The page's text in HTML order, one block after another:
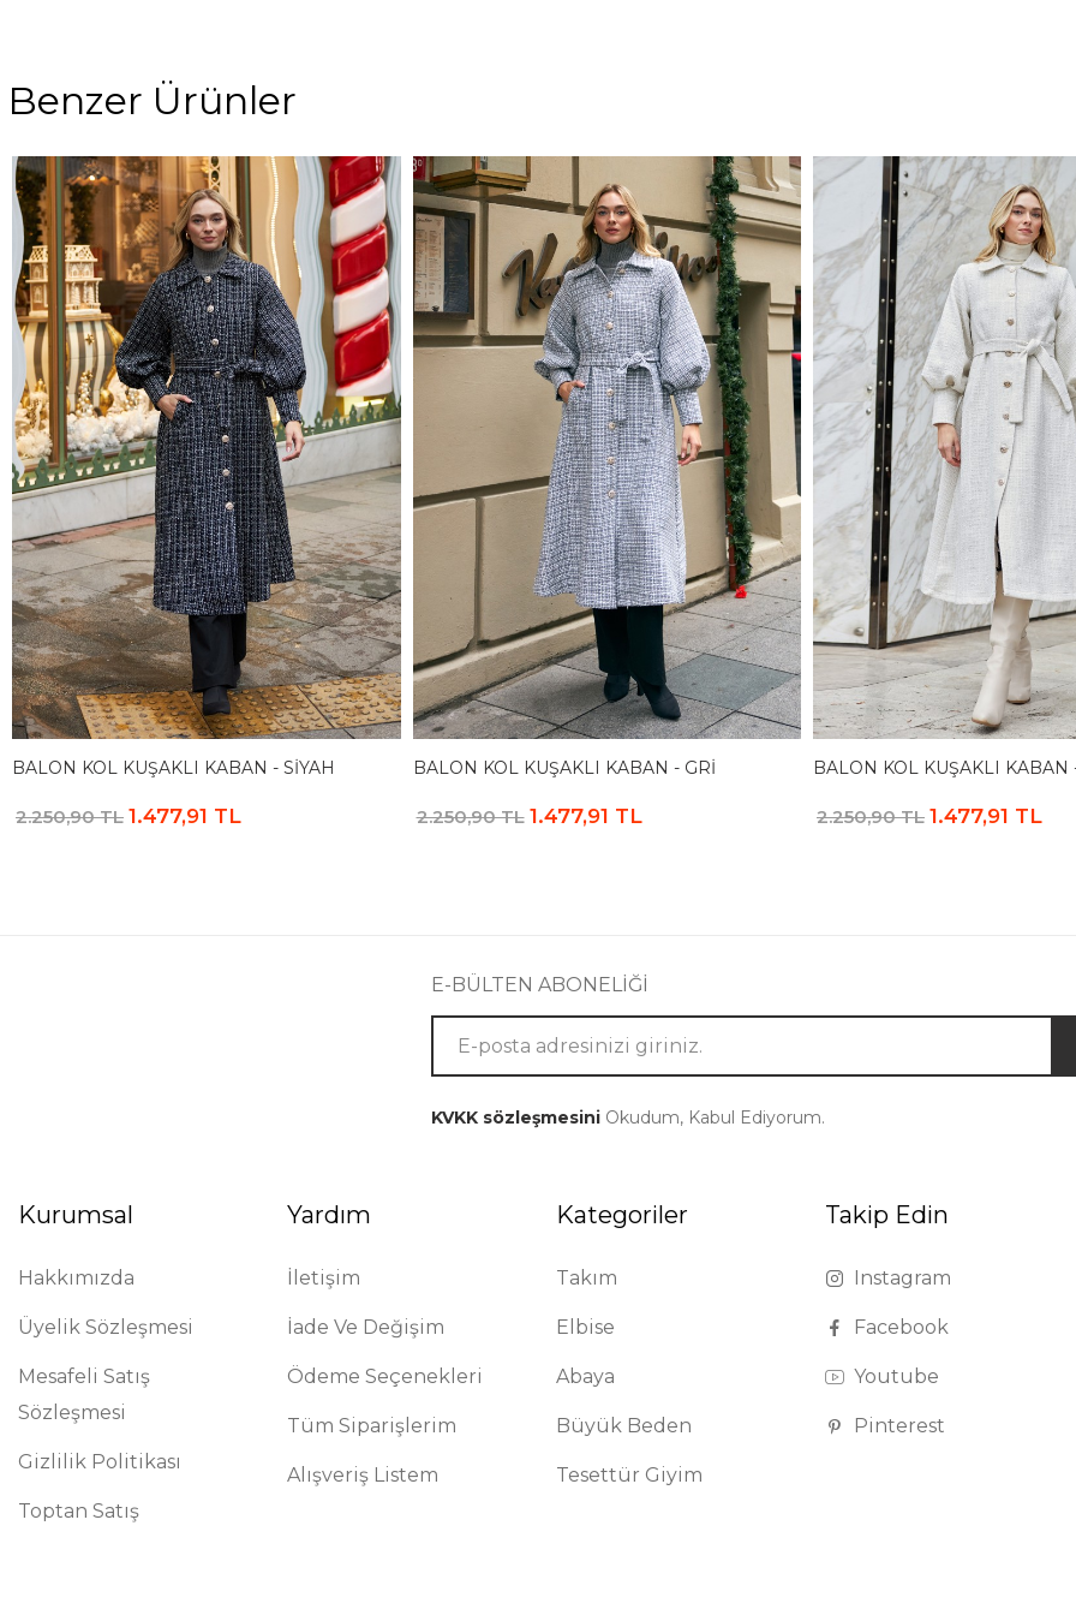
Benzer Ürünler
BALON KOL KUŞAKLI KABAN - SIYAH
2.250,90 TL 1.477,91 TL
BALON KOL KUŞAKLI KABAN - GRI
2.250,90 TL 1.477,91 TL
BALON KOL KUŞAKLI KABAN
2.250,90 TL 1.477,91 TL
E-BÜLTEN ABONELİĞİ
KVKK sözleşmesiniOkudum, Kabul Ediyorum.
Kurumsal
Hakkımızda
Üyelik Sözleşmesi
Mesafeli Satış
Sözleşmesi
Gizlilik Politikası
Toptan Satış
Yardım
İletişim
İade Ve Değişim
Ödeme Seçenekleri
Tüm Siparişlerim
Alışveriş Listem
Kategoriler
Takım
Elbise
Abaya
Büyük Beden
Tesettür Giyim
Takip Edin
Instagram
Facebook
Youtube
Pinterest